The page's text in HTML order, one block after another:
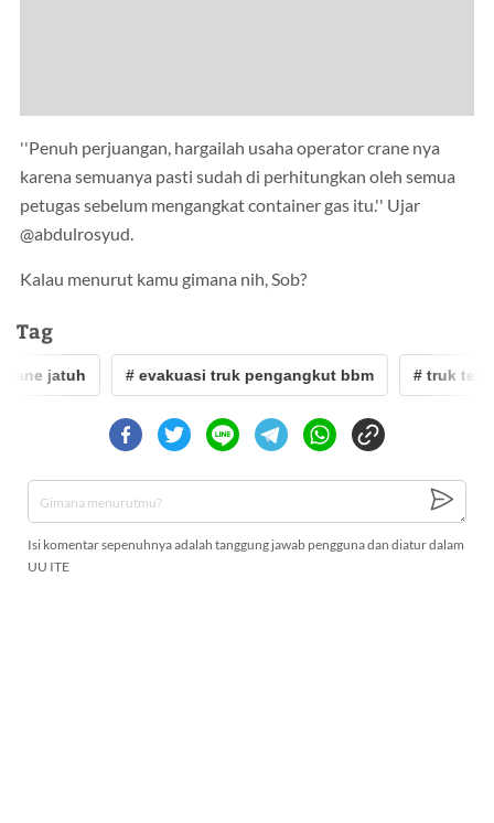
''Penuh perjuangan, hargailah usaha operator crane nya
karena semuanya pasti sudah di perhitungkan oleh semua
petugas sebelum mengangkat container gas itu.'' Ujar
@abdulrosyud.
Kalau menurut kamu gimana nih, Sob?
Tag
jatuh # evakuasi truk pengangkut bbm # truk
Isi komentar sepenuhnya adalah tanggung jawab pengguna dan diatur dalam
UU ITE